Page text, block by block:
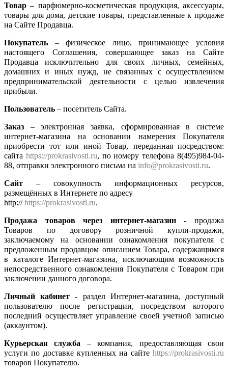
Товар – парфюмерно-косметическая продукция, аксессуары,
товары для дома, детские товары, представленные к продаже
на Сайте Продавца.
Покупатель – физическое лицо, принимающее условия
настоящего Соглашения, совершающее заказ на Сайте
Продавца исключительно для своих личных, семейных,
домашних и иных нужд, не связанных с осуществлением
предпринимательской деятельности с целью извлечения
прибыли.
Пользователь – посетитель Сайта.
Заказ – электронная заявка, сформированная в системе
интернет-магазина на основании намерения Покупателя
приобрести тот или иной Товар, переданная посредством:
сайта https://prokrasivosti.ru, по номеру телефона 8(495)984-04-
88, отправки электронного письма на info@prokrasivosti.ru.
Сайт – совокупность информационных ресурсов,
размещённых в Интернете по адресу
http://https://prokrasivosti.ru.
Продажа товаров через интернет-магазин- продажа
Товаров по договору розничной купли-продажи,
заключаемому на основании ознакомления покупателя с
предложенным продавцом описанием Товара, содержащимся
в каталоге Интернет-магазина, исключающим возможность
непосредственного ознакомления Покупателя с Товаром при
заключении данного договора.
Личный кабинет- раздел Интернет-магазина, доступный
пользователю после регистрации, посредством которого
последний осуществляет управление своей учетной записью
(аккаунтом).
Курьерская служба – компания, предоставляющая свои
услуги по доставке купленных на сайте https://prokrasivosti.ru
товаров Покупателю.